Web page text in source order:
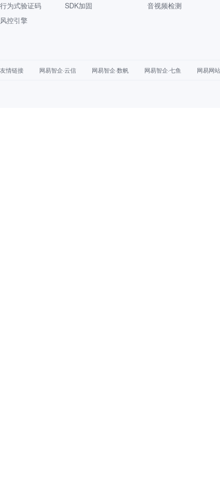
行为式验证码
风控引擎
SDK加固
音视频检测
友情链接 网易智企·云信 网易智企·数帆 网易智企·七鱼 网易网